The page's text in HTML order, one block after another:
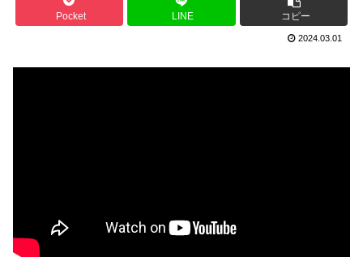
Pocket LINE コピー
2024.03.01